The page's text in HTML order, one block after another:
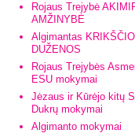
Rojaus Trejybė
AMŽINYBĖ
Algimantas
DUŽENOS
Rojaus Trejybės
ESU mokymai
Jėzaus ir Kūrėjo kitų
Dukrų mokymai
Algimanto mokymai